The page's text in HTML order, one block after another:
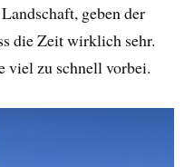
geben der
die Zeit wirklich sehr.
viel zu schnell vorbei.